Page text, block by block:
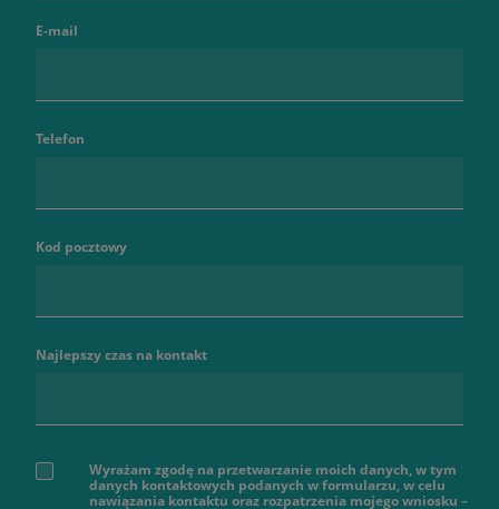
E-mail
Telefon
Kod pocztowy
Najlepszy czas na kontakt
Wyrażam zgodę na przetwarzanie moich danych, w tym
danych kontaktowych podanych w formularzu, w celu
nawiązania kontaktu oraz rozpatrzenia mojego wniosku –